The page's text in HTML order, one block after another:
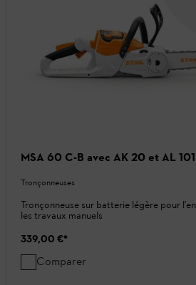
MSA 60 C-B avec AK 20 et AL 101
Tronçonneuses
Tronçonneuse sur batterie légère pour
les travaux manuels
339,00 €*
Comparer